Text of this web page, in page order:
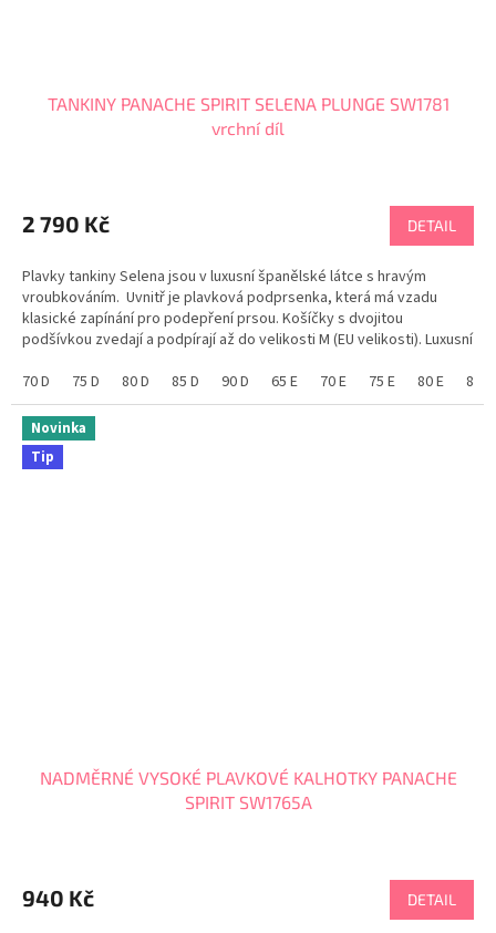
TANKINY PANACHE SPIRIT SELENA PLUNGE SW1781
vrchní díl
2 790 Kč DETAIL
Plavky tankiny Selena jsou v luxusní španělské látce s hravým
vroubkováním. Uvnitř je plavková podprsenka, která má vzadu
klasické zapínání pro podepření prsou. Košíčky s dvojitou
podšívkou zvedají a podpírají až do velikosti M (EU velikosti). Luxusní
70 D
75 D 80 D 85 D 90 D 65 E 70 E 75 E 80 E 85 E
Novinka
Tip
NADMĚRNÉ VYSOKÉ PLAVKOVÉ KALHOTKY PANACHE
SPIRIT SW1765A
940 Kč DETAIL